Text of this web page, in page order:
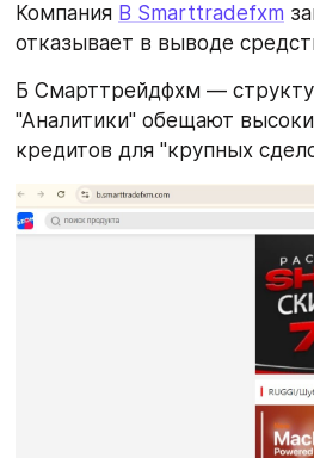
Компания B Smarttradefxm
отказывает в выводе
Б Смарттрейдфхм —
"Аналитики" обещают
кредитов для "крупных